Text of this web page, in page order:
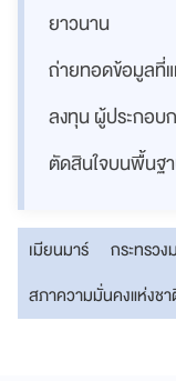
ยาวนาน
ถ่ายทอดข้อมูลที่
ลงทุน ผู้ประกอบ
ตัดสินใจบนพื้นฐา
เมียนมาร์ กระทรว
สภาความมั่นคงแห่งช